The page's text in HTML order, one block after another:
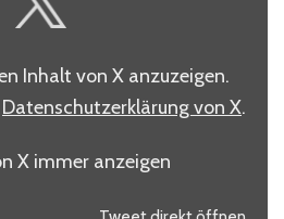
Inhalt von X anzuzeigen.
Datenschutzerklärung von X.
X immer anzeigen